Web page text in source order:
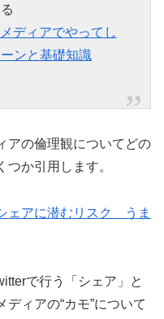
ディアでやってし
ンと基礎知識
アの倫理観についてどの
か引用します。
ェアに潜むリスク うま
で行う「シェア」と
ィアの“カモ”について